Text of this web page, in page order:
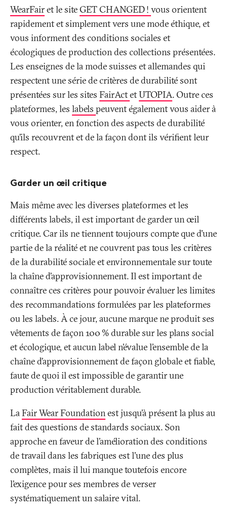
WearFairet le siteGET CHANGED! vous orientent
rapidement et simplement vers une mode éthique, et
vous informent des conditions sociales et
écologiques de production des collections présentées.
Les enseignes de la mode suisses et allemandes qui
respectent une série de critères de durabilité sont
présentées sur les sites FairActetUTOPIA. Outre ces
plateformes, les labels peuvent également vous aider à
vous orienter, en fonction des aspects de durabilité
qu’ils recouvrent et de la façon dont ils vérifient leur
respect.
Garder un œil critique
Mais même avec les diverses plateformes et les
différents labels, il est important de garder un œil
critique. Car ils ne tiennent toujours compte que d’une
partie de la réalité et ne couvrent pas tous les critères
de la durabilité sociale et environnementale sur toute
la chaîne d’approvisionnement. Il est important de
connaître ces critères pour pouvoir évaluer les limites
des recommandations formulées par les plateformes
ou les labels. À ce jour, aucune marque ne produit ses
vêtements de façon 100% durable sur les plans social
et écologique, et aucun label n’évalue l’ensemble de la
chaîne d’approvisionnement de façon globale et fiable,
faute de quoi il est impossible de garantir une
production véritablement durable.
LaFair Wear Foundationest jusqu’à présent la plus au
fait des questions de standards sociaux. Son
approche en faveur de l’amélioration des conditions
de travail dans les fabriques est l’une des plus
complètes, mais il lui manque toutefois encore
l’exigence pour ses membres de verser
systématiquement un salaire vital.